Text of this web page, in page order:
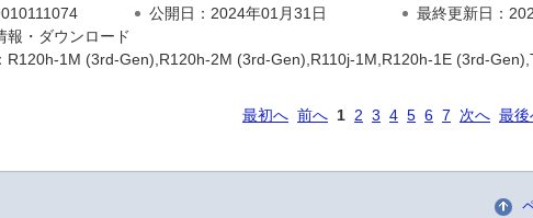
公開日：2024年01月31日
最終更新日：
報・ダウンロード
R120h-1M (3rd-Gen),R120h-2M (3rd-Gen),R110j-1M,R120h-1E (3rd-
最初へ 前へ 1 2 3 4 5 6 7 次へ 最後